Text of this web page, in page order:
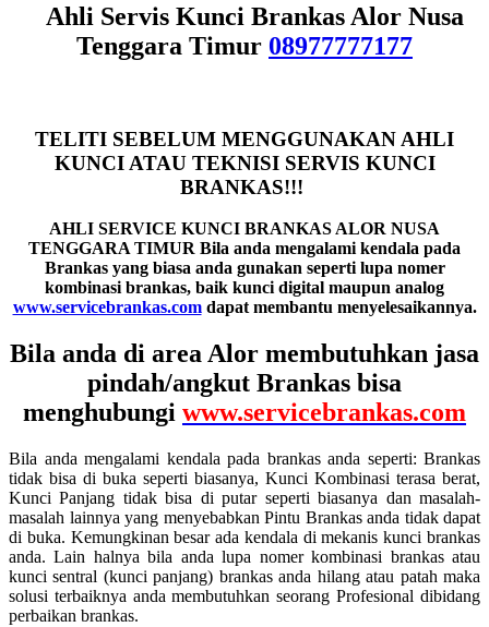
Ahli Servis Kunci Brankas Alor Nusa
Tenggara Timur 08977777177
TELITI SEBELUM MENGGUNAKAN AHLI
KUNCI ATAU TEKNISI SERVIS KUNCI
BRANKAS!!!
AHLI SERVICE KUNCI BRANKAS ALOR NUSA
TENGGARA TIMUR Bila anda mengalami kendala pada
Brankas yang biasa anda gunakan seperti lupa nomer
kombinasi brankas, baik kunci digital maupun analog
www.servicebrankas.comdapat membantu menyelesaikannya.
Bila anda di area Alor membutuhkan jasa
pindah/angkut Brankas bisa
menghubungi www.servicebrankas.com
Bila anda mengalami kendala pada brankas anda seperti: Brankas
tidak bisa di buka seperti biasanya, Kunci Kombinasi terasa berat,
Kunci Panjang tidak bisa di putar seperti biasanya dan masalah-
masalah lainnya yang menyebabkan Pintu Brankas anda tidak dapat
di buka. Kemungkinan besar ada kendala di mekanis kunci brankas
anda. Lain halnya bila anda lupa nomer kombinasi brankas atau
kunci sentral (kunci panjang) brankas anda hilang atau patah maka
solusi terbaiknya anda membutuhkan seorang Profesional dibidang
perbaikan brankas.